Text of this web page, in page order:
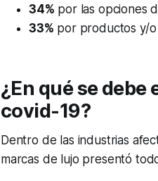
34% por las opciones
33% por productos y/o
¿En qué se
covid-19?
Dentro de las industrias
marcas de lujo presentó